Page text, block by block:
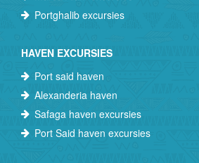
Portghalib excursies
HAVEN EXCURSIES
Port said haven
Alexanderia haven
Safaga haven excursies
Port Said haven excursies